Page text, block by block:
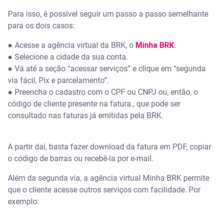
Para isso, é possível seguir um passo a passo semelhante
para os dois casos:
● Acesse a agência virtual da BRK, o Minha BRK.
● Selecione a cidade da sua conta.
● Vá até a seção “acessar serviços” e clique em “segunda
via fácil, Pix e parcelamento”.
● Preencha o cadastro com o CPF ou CNPJ ou, então, o
código de cliente presente na fatura., que pode ser
consultado nas faturas já emitidas pela BRK.
A partir daí, basta fazer download da fatura em PDF, copiar
o código de barras ou recebê-la por e-mail.
Além da segunda via, a agência virtual Minha BRK permite
que o cliente acesse outros serviços com facilidade. Por
exemplo: